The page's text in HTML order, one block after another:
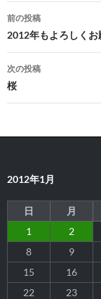
投
稿
ナ
ビ
ゲ
ー
ョ
前の投稿
2012年もよろしく
次の投稿
桜
2012年1月
日 月
1
2
8
9
15
16
22
23